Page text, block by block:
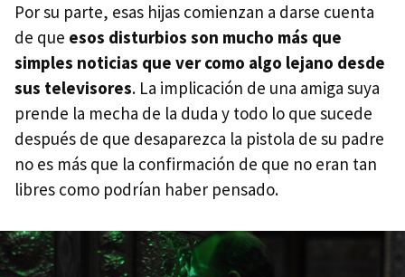
Por su parte, esas hijas comienzan a darse cuenta
de que esos disturbios son mucho más que
simples noticias que ver como algo lejano desde
sus televisores. La implicación de una amiga suya
prende la mecha de la duda y todo lo que sucede
después de que desaparezca la pistola de su padre
no es más que la confirmación de que no eran tan
libres como podrían haber pensado.